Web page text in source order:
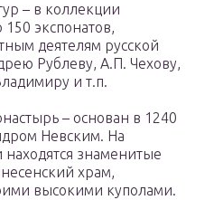
– в коллекции
150 экспонатов,
деятелям русской
Рублеву, А.П. Чехову,
и т.п.
– основан в 1240
Невским. На
знаменитые
храм,
высокими куполами.